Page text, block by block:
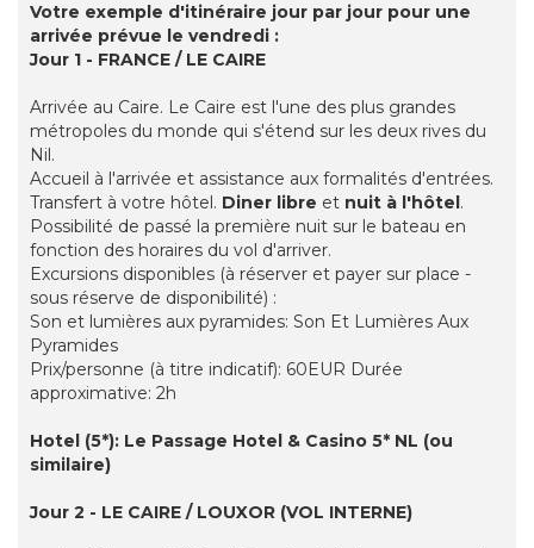
Votre exemple d'itinéraire jour par jour pour une
arrivée prévue le vendredi :
Jour 1 - FRANCE / LE CAIRE
Arrivée au Caire. Le Caire est l'une des plus grandes
métropoles du monde qui s'étend sur les deux rives du
Nil.
Accueil à l'arrivée et assistance aux formalités d'entrées.
Transfert à votre hôtel. Diner libre et nuit à l'hôtel .
Possibilité de passé la première nuit sur le bateau en
fonction des horaires du vol d'arriver.
Excursions disponibles (à réserver et payer sur place -
sous réserve de disponibilité) :
Son et lumières aux pyramides: Son Et Lumières Aux
Pyramides
Prix/personne (à titre indicatif): 60EUR Durée
approximative: 2h
Hotel (5*): Le Passage Hotel & Casino 5* NL (ou
similaire)
Jour 2 - LE CAIRE / LOUXOR (VOL INTERNE)